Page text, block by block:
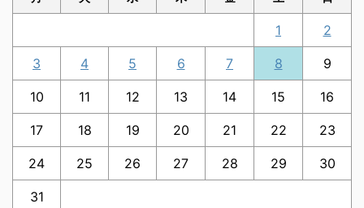
1 2
3 4 5 6 7 8 9
10 11 12 13 14 15 16
17 18 19 20 21 22 23
24 25 26 27 28 29 30
31